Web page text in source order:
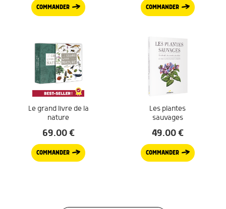
COMMANDER COMMANDER
Le grand livre de la
nature
69.00€
COMMANDER
Les plantes
sauvages
49.00€
COMMANDER